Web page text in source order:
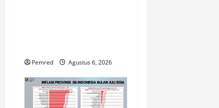
Pemred Agustus 6, 2026